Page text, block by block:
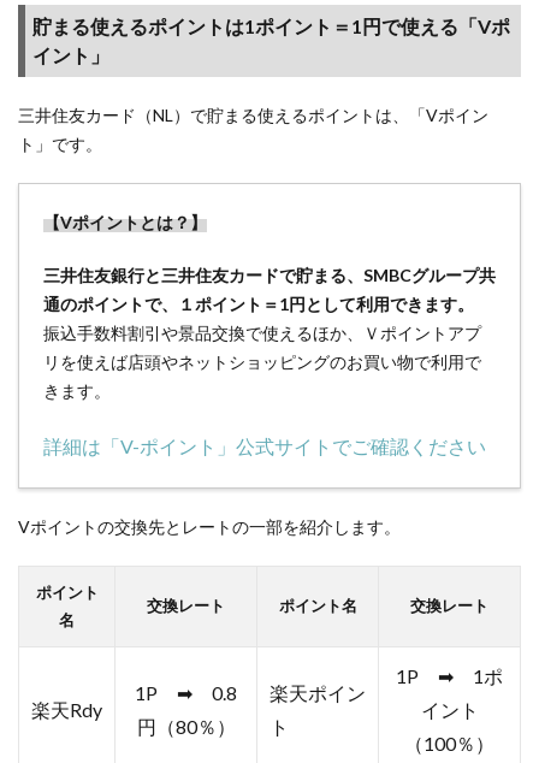
発行」
では作
成時間
2.3
「ご
登録
手続
から
規約
を確
認し
て進
みま
う
必要
力し
まし
ょう
SBI証
貯まる使えるポイントは1ポイント＝1円で使える「Vポ
イント」
三井住友カード（NL）で貯まる使えるポイントは、「Vポイン
ト」です。
【Vポイントとは？】
三井住友銀行と三井住友カードで貯まる、SMBCグループ共
通のポイントで、１ポイント＝1円として利用できます。
振込手数料割引や景品交換で使えるほか、Ｖポイントアプ
リを使えば店頭やネットショッピングのお買い物で利用で
きます。
詳細は「V-ポイント」公式サイトでご確認ください
Vポイントの交換先とレートの一部を紹介します。
ポイント
名
交換レート ポイント名 交換レート
楽天Rdy
1P ➡ 0.8
円（80％）
楽天ポイン
ト
1P ➡ 1ポ
イント
（100％）